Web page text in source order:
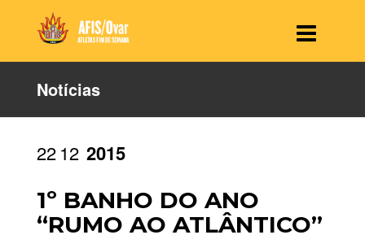
Notícias
22 12 2015
1º BANHO DO ANO
“RUMO AO ATLÂNTICO”